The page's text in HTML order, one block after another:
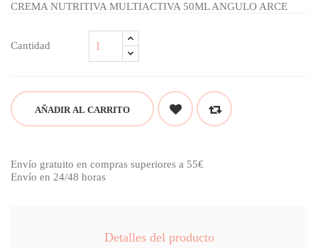
CREMA NUTRITIVA MULTIACTIVA 50ML ANGULO ARCE
Cantidad
AÑADIR AL CARRITO
Envío gratuito en compras superiores a 55€
Envío en 24/48 horas
Detalles del producto